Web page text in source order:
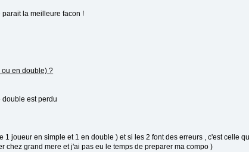
parait la meilleure facon !
en double) ?
est perdu
joueur en simple et 1 en double ) et si les 2 font des erreurs , c'est celle
grand mere et j'ai pas eu le temps de preparer ma compo )